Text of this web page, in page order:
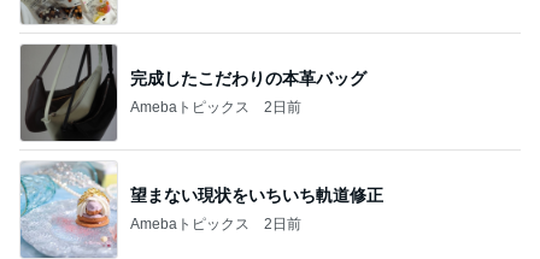
完成したこだわりの本革バッグ
Amebaトピックス 2日前
望まない現状をいちいち軌道修正
Amebaトピックス 2日前